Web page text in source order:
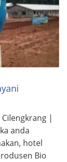
|
anda
hotel
Bio